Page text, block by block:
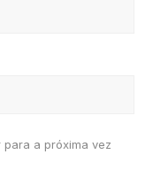
a próxima vez